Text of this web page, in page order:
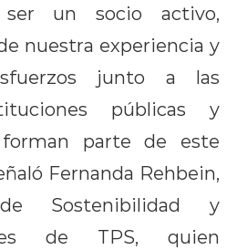
ser un socio activo,
nuestra experiencia y
junto a las
públicas y
parte de este
Fernanda Rehbein,
Sostenibilidad y
de TPS, quien